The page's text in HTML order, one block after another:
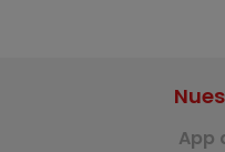
App